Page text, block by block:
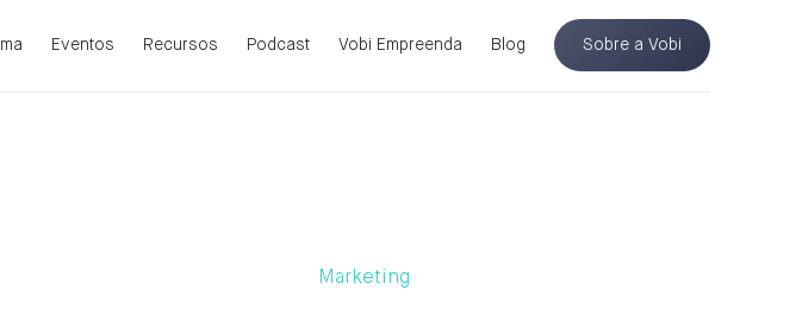
Eventos Recursos Podcast Vobi Empreenda Blog Sobre a Vobi
Marketing